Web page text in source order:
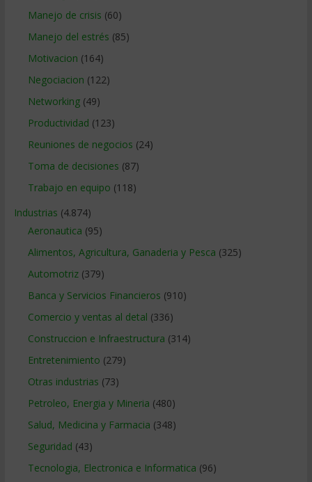
Manejo de crisis (60)
Manejo del estrés (85)
Motivacion (164)
Negociacion (122)
Networking(49)
Productividad (123)
Reuniones de negocios (24)
Toma de decisiones (87)
Trabajo en equipo (118)
Industrias (4.874)
Aeronautica (95)
Alimentos, Agricultura, Ganaderia y Pesca (325)
Automotriz(379)
Banca y Servicios Financieros (910)
Comercio y ventas al detal (336)
Construccion e Infraestructura (314)
Entretenimiento (279)
Otras industrias (73)
Petroleo, Energia y Mineria (480)
Salud, Medicina y Farmacia (348)
Seguridad (43)
Tecnologia, Electronica e Informatica (96)